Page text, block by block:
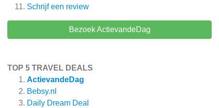
Schrijf een review
Bezoek ActievandeDag
TOP 5 TRAVEL DEALS
ActievandeDag
Bebsy.nl
Daily Dream Deal